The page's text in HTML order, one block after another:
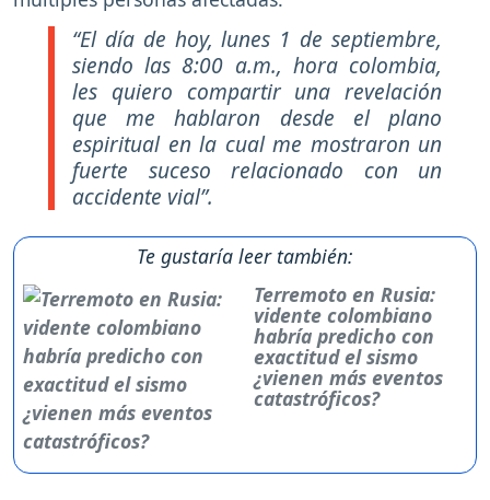
“El día de hoy, lunes 1 de septiembre,
siendo las 8:00 a.m., hora colombia,
les quiero compartir una revelación
que me hablaron desde el plano
espiritual en la cual me mostraron un
fuerte suceso relacionado con un
accidente vial”.
Te gustaría leer también:
Terremoto en Rusia:
vidente colombiano
habría predicho con
exactitud el sismo
¿vienen más eventos
catastróficos?